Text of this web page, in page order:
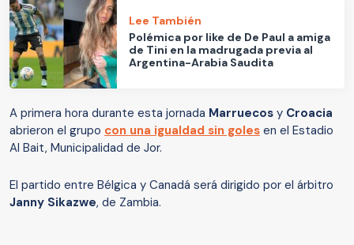
Lee También
Polémica por like de De Paul a amiga
de Tini en la madrugada previa al
Argentina-Arabia Saudita
A primera hora durante esta jornada Marruecos y Croacia
abrieron el grupo con una igualdad sin goles en el Estadio
Al Bait, Municipalidad de Jor.
El partido entre Bélgica y Canadá será dirigido por el árbitro
Janny Sikazwe, de Zambia.